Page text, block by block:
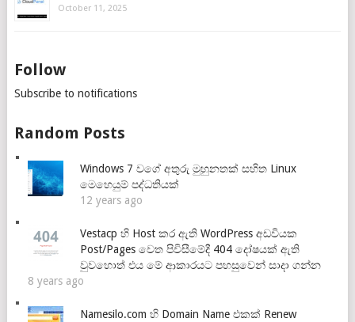
October 11, 2025
Follow
Subscribe to notifications
Random Posts
Windows 7 වගේ අතුරු මුහුනතක් සහිත Linux
මෙහෙයුම් පද්ධතියක්
12 years ago
Vestacp හි Host කර ඇති WordPress අඩවියක
Post/Pages වෙත පිවිසීමේදී 404 දෝෂයක් ඇති
වුවහොත් එය මේ ආකාරයට පහසුවෙන් සාදා ගන්න
8 years ago
Namesilo.com හි Domain Name එකක් Renew